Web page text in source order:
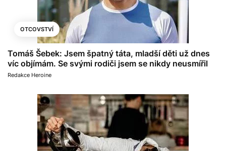
OTCOVSTVÍ
Tomáš Šebek: Jsem špatný táta, mladší děti už dnes
víc objímám. Se svými rodiči jsem se nikdy neusmířil
Redakce Heroine